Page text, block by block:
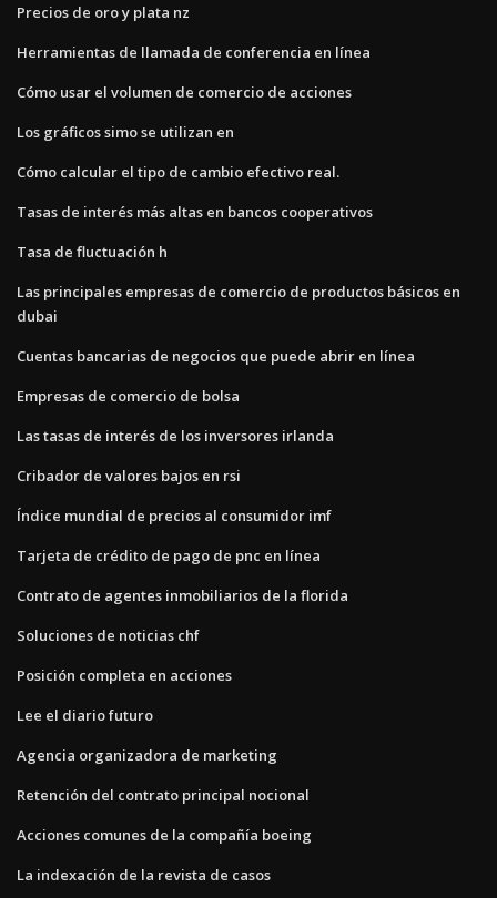
Precios de oro y plata nz
Herramientas de llamada de conferencia en línea
Cómo usar el volumen de comercio de acciones
Los gráficos simo se utilizan en
Cómo calcular el tipo de cambio efectivo real.
Tasas de interés más altas en bancos cooperativos
Tasa de fluctuación h
Las principales empresas de comercio de productos básicos en
dubai
Cuentas bancarias de negocios que puede abrir en línea
Empresas de comercio de bolsa
Las tasas de interés de los inversores irlanda
Cribador de valores bajos en rsi
Índice mundial de precios al consumidor imf
Tarjeta de crédito de pago de pnc en línea
Contrato de agentes inmobiliarios de la florida
Soluciones de noticias chf
Posición completa en acciones
Lee el diario futuro
Agencia organizadora de marketing
Retención del contrato principal nocional
Acciones comunes de la compañía boeing
La indexación de la revista de casos